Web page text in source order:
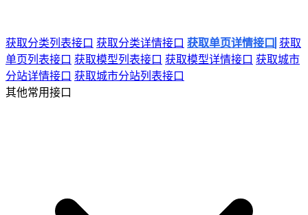
获取分类列表接口 获取分类详情接口 获取单页详情接口 获取
单页列表接口 获取模型列表接口 获取模型详情接口 获取城市
分站详情接口 获取城市分站列表接口
其他常用接口